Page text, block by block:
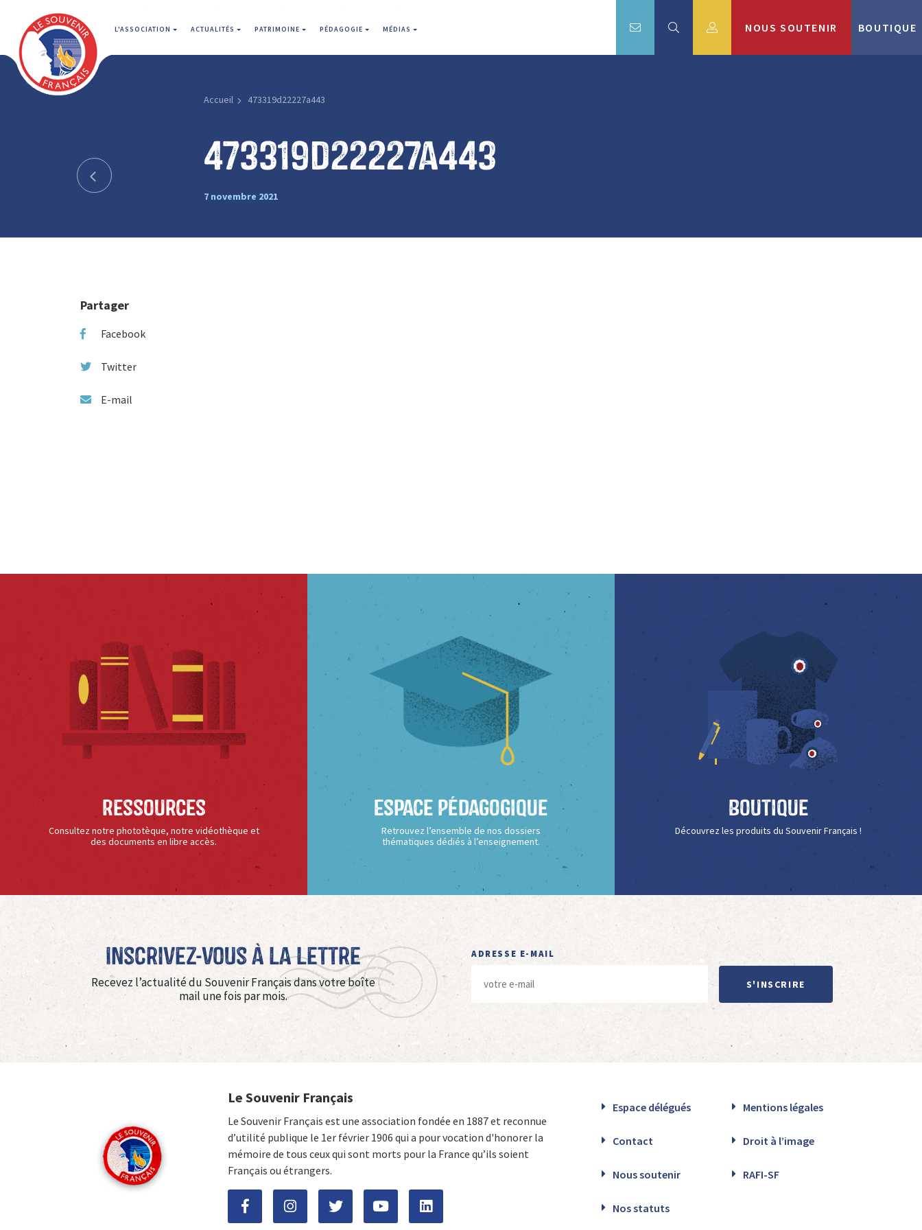
L'ASSOCIATION ACTUALITÉS PATRIMOINE PÉDAGOGIE MÉDIAS NOUS SOUTENIR BOUTIQUE
Accueil 473319d22227a443
473319d22227a443
7 novembre 2021
Partager
Facebook
Twitter
E-mail
Ressources
Consultez notre phototèque, notre vidéothèque et
des documents en libre accès.
Espace Pédagogique
Retrouvez l’ensemble de nos dossiers
thématiques dédiés à l’enseignement.
Boutique
Découvrez les produits du Souvenir Français !
Inscrivez-vous à La Lettre
Recevez l’actualité du Souvenir Français dans votre boîte
mail une fois par mois.
ADRESSE E-MAIL
S'INSCRIRE
Le Souvenir Français
Le Souvenir Français est une association fondée en 1887 et reconnue
d’utilité publique le 1er février 1906 qui a pour vocation d'honorer la
mémoire de tous ceux qui sont morts pour la France qu’ils soient
Français ou étrangers.
Espace délégués Mentions légales
Contact Droit à l’image
Nous soutenir RAFI-SF
Nos statuts